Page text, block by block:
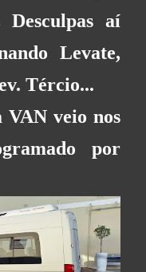
Desculpas aí
Levate,
Tércio...
VAN veio nos
por